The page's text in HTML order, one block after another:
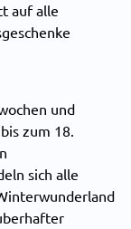
auf alle
und
zum 18.
sich alle